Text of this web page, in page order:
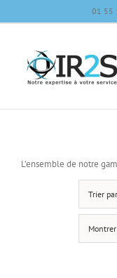
01 55
L’ensemble de notre
Trier par
Montrer